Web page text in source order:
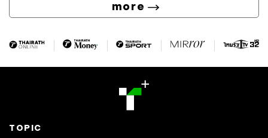
more
TOPIC